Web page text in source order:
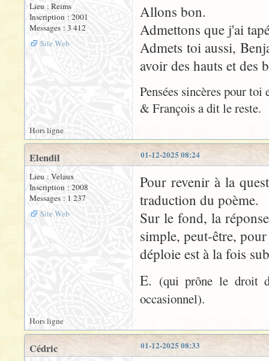
Lieu : Reims
Inscription : 2001
Messages : 3 412
Site Web
Allons bon.
Admettons que j'ai
Admets toi aussi,
avoir des hauts et des
Pensées sincères pour toi
& François a dit le reste.
Hors ligne
01-12-2025 08:24
Elendil
Lieu : Velaux
Inscription : 2008
Messages : 1 237
Site Web
Pour revenir à la
traduction du poème.
Sur le fond, la
simple, peut-être,
déploie est à la fois
E. (qui prône le droit
occasionnel).
Hors ligne
01-12-2025 08:33
Cédric